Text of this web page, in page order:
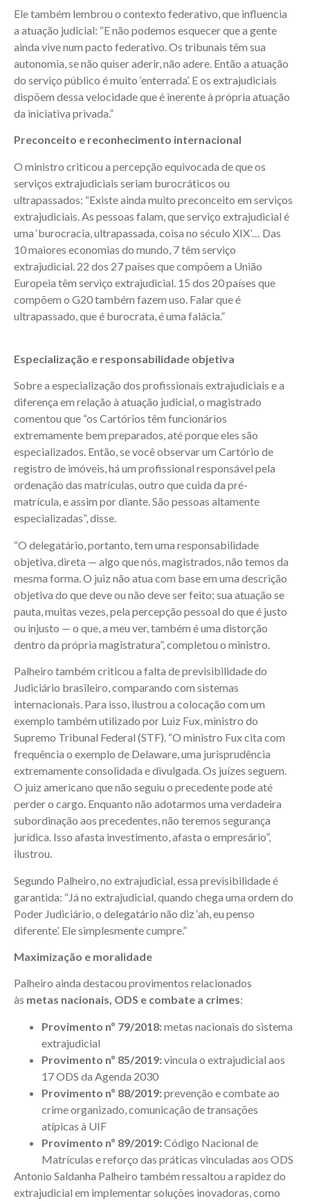
Ele também lembrou o contexto federativo, que influencia
a atuação judicial: “E não podemos esquecer que a gente
ainda vive num pacto federativo. Os tribunais têm sua
autonomia, se não quiser aderir, não adere. Então a atuação
do serviço público é muito ‘enterrada’. E os extrajudiciais
dispõem dessa velocidade que é inerente à própria atuação
da iniciativa privada.”
Preconceito e reconhecimento internacional
O ministro criticou a percepção equivocada de que os
serviços extrajudiciais seriam burocráticos ou
ultrapassados: “Existe ainda muito preconceito em serviços
extrajudiciais. As pessoas falam, que serviço extrajudicial é
uma ‘burocracia, ultrapassada, coisa no século XIX’… Das
10 maiores economias do mundo, 7 têm serviço
extrajudicial. 22 dos 27 países que compõem a União
Europeia têm serviço extrajudicial. 15 dos 20 países que
compõem o G20 também fazem uso. Falar que é
ultrapassado, que é burocrata, é uma falácia.”
Especialização e responsabilidade objetiva
Sobre a especialização dos profissionais extrajudiciais e a
diferença em relação à atuação judicial, o magistrado
comentou que “os Cartórios têm funcionários
extremamente bem preparados, até porque eles são
especializados. Então, se você observar um Cartório de
registro de imóveis, há um profissional responsável pela
ordenação das matrículas, outro que cuida da pré-
matrícula, e assim por diante. São pessoas altamente
especializadas”, disse.
“O delegatário, portanto, tem uma responsabilidade
objetiva, direta — algo que nós, magistrados, não temos da
mesma forma. O juiz não atua com base em uma descrição
objetiva do que deve ou não deve ser feito; sua atuação se
pauta, muitas vezes, pela percepção pessoal do que é justo
ou injusto — o que, a meu ver, também é uma distorção
dentro da própria magistratura”, completou o ministro.
Palheiro também criticou a falta de previsibilidade do
Judiciário brasileiro, comparando com sistemas
internacionais. Para isso, ilustrou a colocação com um
exemplo também utilizado por Luiz Fux, ministro do
Supremo Tribunal Federal (STF). “O ministro Fux cita com
frequência o exemplo de Delaware, uma jurisprudência
extremamente consolidada e divulgada. Os juízes seguem.
O juiz americano que não seguiu o precedente pode até
perder o cargo. Enquanto não adotarmos uma verdadeira
subordinação aos precedentes, não teremos segurança
jurídica. Isso afasta investimento, afasta o empresário”,
ilustrou.
Segundo Palheiro, no extrajudicial, essa previsibilidade é
garantida: “Já no extrajudicial, quando chega uma ordem do
Poder Judiciário, o delegatário não diz ‘ah, eu penso
diferente’. Ele simplesmente cumpre.”
Maximização e moralidade
Palheiro ainda destacou provimentos relacionados
às metas nacionais, ODS e combate a crimes:
Provimento nº 79/2018:metas nacionais do sistema
extrajudicial
Provimento nº 85/2019:vincula o extrajudicial aos
17 ODS da Agenda 2030
Provimento nº 88/2019:prevenção e combate ao
crime organizado, comunicação de transações
atípicas à UIF
Provimento nº 89/2019:Código Nacional de
Matrículas e reforço das práticas vinculadas aos ODS
Antonio Saldanha Palheiro também ressaltou a rapidez do
extrajudicial em implementar soluções inovadoras, como